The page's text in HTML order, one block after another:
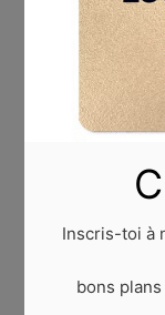
Inscris-toi à
bons